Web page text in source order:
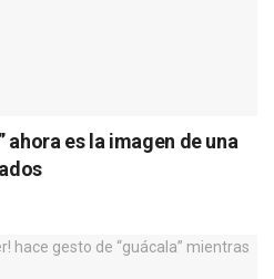
ahora es la imagen de una